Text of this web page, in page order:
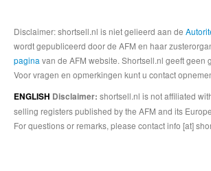
Disclaimer: shortsell.nl is niet gelieerd aan de
wordt gepubliceerd door de AFM en haar
pagina van de AFM website. Shortsell.nl geeft
Voor vragen en opmerkingen kunt u contact
ENGLISH Disclaimer: shortsell.nl is not affiliated
selling registers published by the AFM and its
For questions or remarks, please contact info [at]